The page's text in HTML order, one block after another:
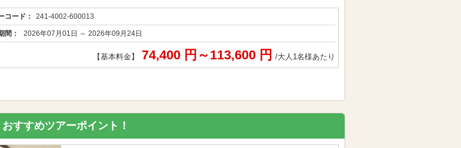
コード： 241-4002-600013
間： 2026年07月01日 ～ 2026年09月24日
【基本料金】 74,400 円～113,600 円 /大人1名様あたり
おすすめツアーポイント！